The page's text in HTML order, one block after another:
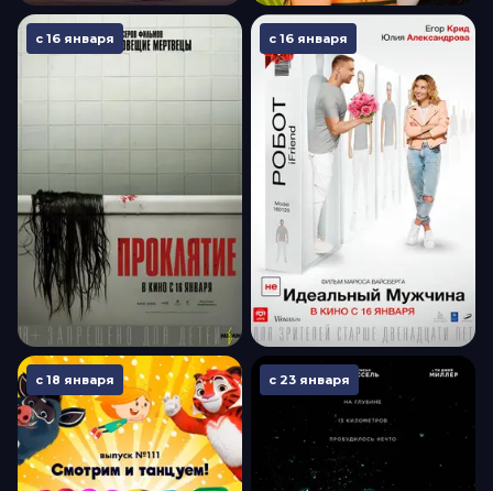
с 16 января с 16 января
с 18 января с 23 января